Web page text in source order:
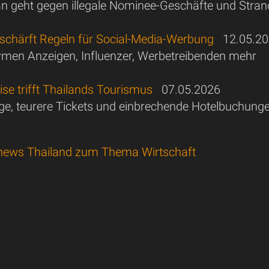
geht gegen illegale Nominee-Geschäfte und
Regeln für Social-Media-Werbung
Anzeigen, Influenzer, Werbetreibenden mehr
trifft Thailands Tourismus
07.05.2026
teurere Tickets und einbrechende
Thailand zum Thema Wirtschaft